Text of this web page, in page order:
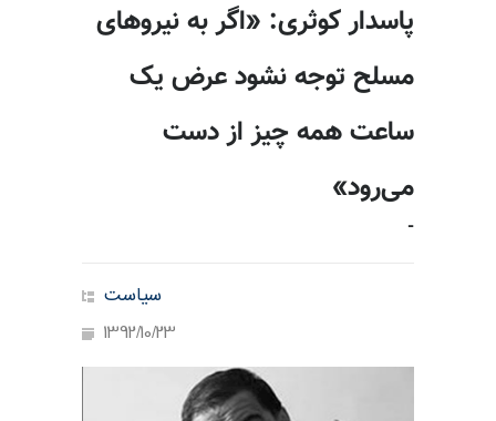
پاسدار کوثری: «اگر به نیروهای
مسلح توجه نشود عرض یک
ساعت همه چیز از دست
می‌رود»
-
سیاست
1392/10/23